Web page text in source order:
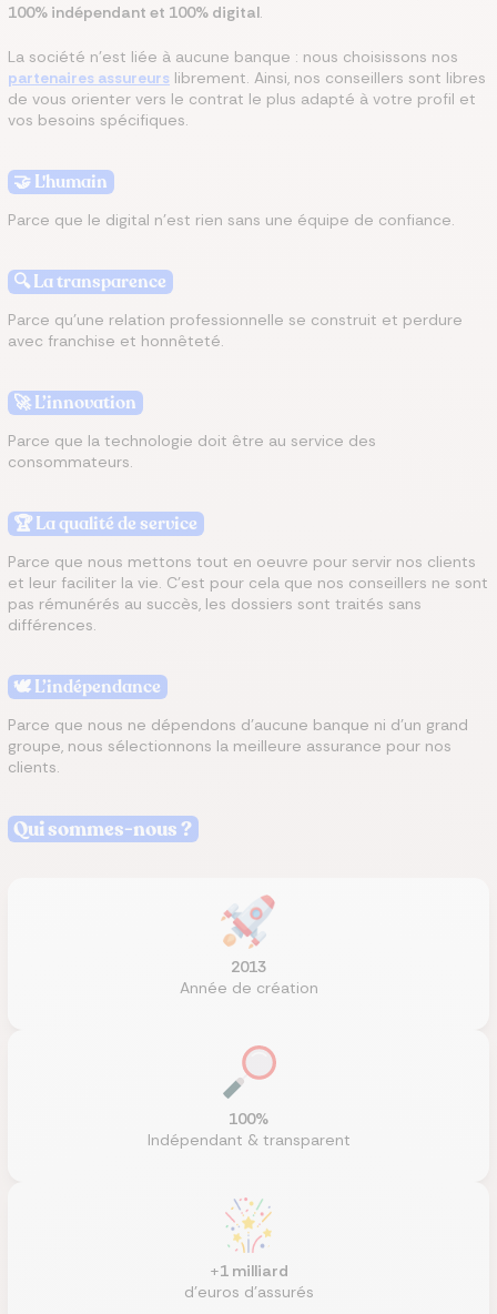
100% indépendant et 100% digital.
La société n’est liée à aucune banque : nous choisissons nos
partenaires assureurs librement. Ainsi, nos conseillers sont libres
de vous orienter vers le contrat le plus adapté à votre profil et
vos besoins spécifiques.
🤝 L'humain
Parce que le digital n’est rien sans une équipe de confiance.
🔍 La transparence
Parce qu’une relation professionnelle se construit et perdure
avec franchise et honnêteté.
🚀 L’innovation
Parce que la technologie doit être au service des
consommateurs.
🏆 La qualité de service
Parce que nous mettons tout en oeuvre pour servir nos clients
et leur faciliter la vie. C’est pour cela que nos conseillers ne sont
pas rémunérés au succès, les dossiers sont traités sans
différences.
🕊 L’indépendance
Parce que nous ne dépendons d’aucune banque ni d’un grand
groupe, nous sélectionnons la meilleure assurance pour nos
clients.
Qui sommes-nous ?
2013
Année de création
100%
Indépendant & transparent
+1 milliard
d'euros d'assurés